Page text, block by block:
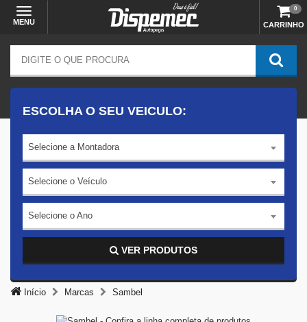
MENU CARRINHO
0
ESCOLHA O SEU VEICULO:
Selecione a Montadora
Selecione o Veículo
Selecione o Ano
VER PRODUTOS
Início Marcas Sambel